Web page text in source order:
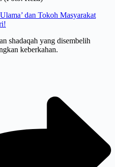
dan Tokoh Masyarakat
shadaqah yang disembelih
keberkahan.